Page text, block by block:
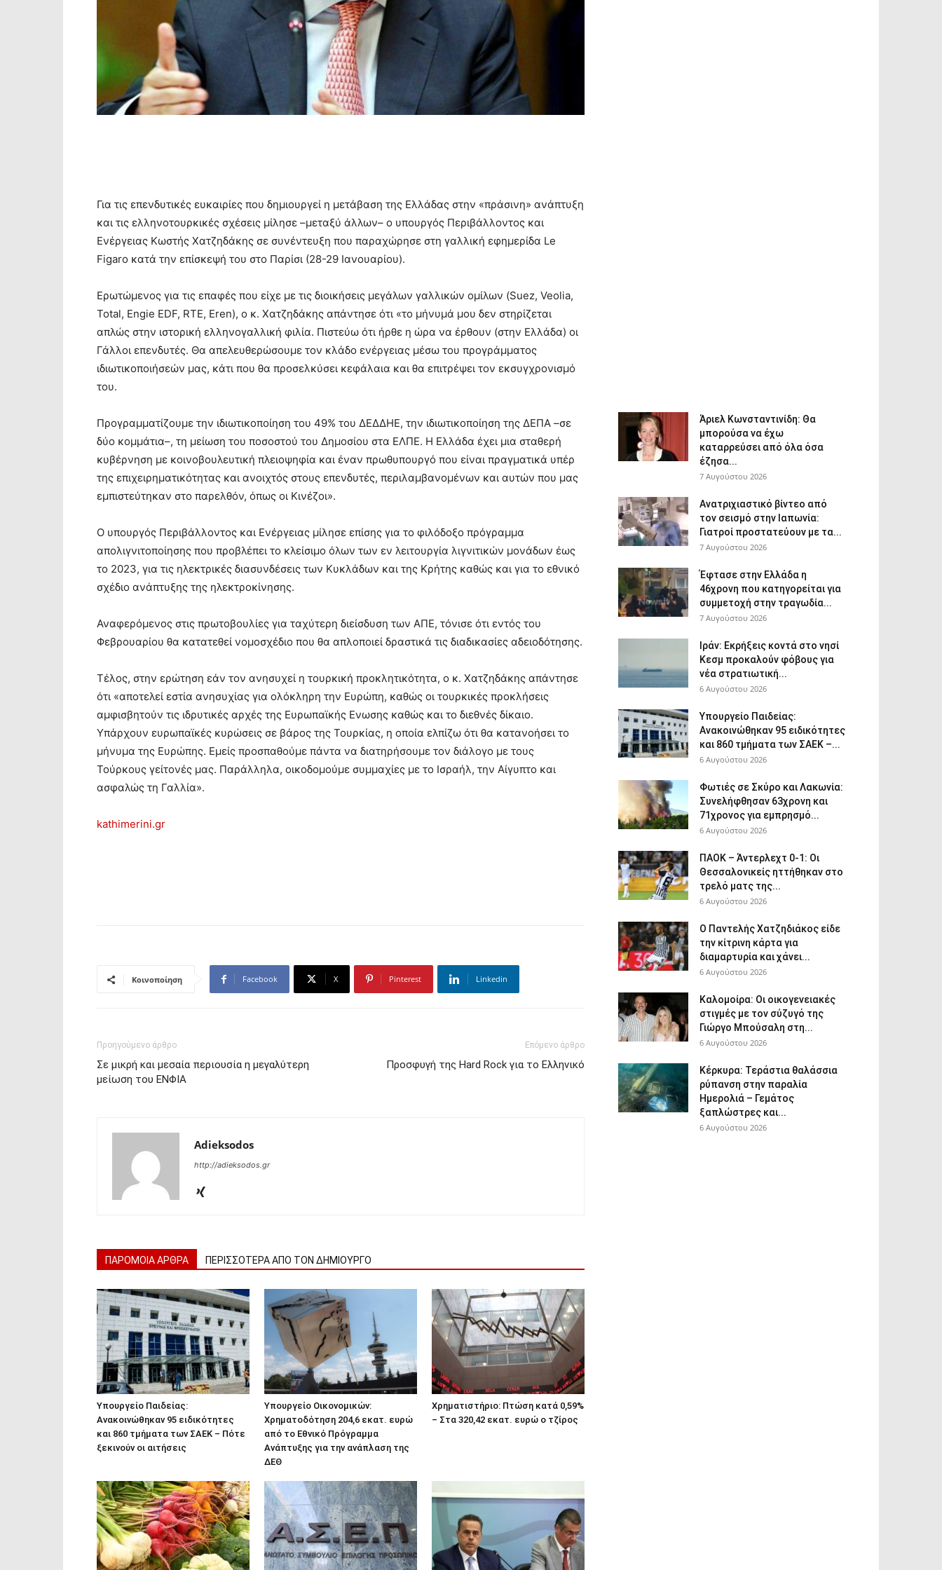
Για τις επενδυτικές ευκαιρίες που δημιουργεί η μετάβαση της Ελλάδας στην «πράσινη» ανάπτυξη
και τις ελληνοτουρκικές σχέσεις μίλησε –μεταξύ άλλων– ο υπουργός Περιβάλλοντος και
Ενέργειας Κωστής Χατζηδάκης σε συνέντευξη που παραχώρησε στη γαλλική εφημερίδα Le
Figaro κατά την επίσκεψή του στο Παρίσι (28-29 Ιανουαρίου).
Ερωτώμενος για τις επαφές που είχε με τις διοικήσεις μεγάλων γαλλικών ομίλων (Suez, Veolia,
Total, Engie EDF, RTE, Eren), ο κ. Χατζηδάκης απάντησε ότι «το μήνυμά μου δεν στηρίζεται
απλώς στην ιστορική ελληνογαλλική φιλία. Πιστεύω ότι ήρθε η ώρα να έρθουν (στην Ελλάδα) οι
Γάλλοι επενδυτές. Θα απελευθερώσουμε τον κλάδο ενέργειας μέσω του προγράμματος
ιδιωτικοποιήσεών μας, κάτι που θα προσελκύσει κεφάλαια και θα επιτρέψει τον εκσυγχρονισμό
του.
Προγραμματίζουμε την ιδιωτικοποίηση του 49% του ΔΕΔΔΗΕ, την ιδιωτικοποίηση της ΔΕΠΑ –σε
δύο κομμάτια–, τη μείωση του ποσοστού του Δημοσίου στα ΕΛΠΕ. Η Ελλάδα έχει μια σταθερή
κυβέρνηση με κοινοβουλευτική πλειοψηφία και έναν πρωθυπουργό που είναι πραγματικά υπέρ
της επιχειρηματικότητας και ανοιχτός στους επενδυτές, περιλαμβανομένων και αυτών που μας
εμπιστεύτηκαν στο παρελθόν, όπως οι Κινέζοι».
Ο υπουργός Περιβάλλοντος και Ενέργειας μίλησε επίσης για το φιλόδοξο πρόγραμμα
απολιγνιτοποίησης που προβλέπει το κλείσιμο όλων των εν λειτουργία λιγνιτικών μονάδων έως
το 2023, για τις ηλεκτρικές διασυνδέσεις των Κυκλάδων και της Κρήτης καθώς και για το εθνικό
σχέδιο ανάπτυξης της ηλεκτροκίνησης.
Αναφερόμενος στις πρωτοβουλίες για ταχύτερη διείσδυση των ΑΠΕ, τόνισε ότι εντός του
Φεβρουαρίου θα κατατεθεί νομοσχέδιο που θα απλοποιεί δραστικά τις διαδικασίες αδειοδότησης.
Τέλος, στην ερώτηση εάν τον ανησυχεί η τουρκική προκλητικότητα, ο κ. Χατζηδάκης απάντησε
ότι «αποτελεί εστία ανησυχίας για ολόκληρη την Ευρώπη, καθώς οι τουρκικές προκλήσεις
αμφισβητούν τις ιδρυτικές αρχές της Ευρωπαϊκής Ενωσης καθώς και το διεθνές δίκαιο.
Υπάρχουν ευρωπαϊκές κυρώσεις σε βάρος της Τουρκίας, η οποία ελπίζω ότι θα κατανοήσει το
μήνυμα της Ευρώπης. Εμείς προσπαθούμε πάντα να διατηρήσουμε τον διάλογο με τους
Τούρκους γείτονές μας. Παράλληλα, οικοδομούμε συμμαχίες με το Ισραήλ, την Αίγυπτο και
ασφαλώς τη Γαλλία».
kathimerini.gr
Κοινοποίηση Facebook X Pinterest Linkedin
Προηγούμενο άρθρο
Σε μικρή και μεσαία περιουσία η μεγαλύτερη
μείωση του ΕΝΦΙΑ
Επόμενο άρθρο
Προσφυγή της Hard Rock για το Ελληνικό
Adieksodos
http://adieksodos.gr
ΠΑΡΟΜΟΙΑ ΑΡΘΡΑ ΠΕΡΙΣΣΟΤΕΡΑ ΑΠΟ ΤΟΝ ΔΗΜΙΟΥΡΓΟ
Υπουργείο Παιδείας:
Ανακοινώθηκαν 95 ειδικότητες
και 860 τμήματα των ΣΑΕΚ – Πότε
ξεκινούν οι αιτήσεις
Υπουργείο Οικονομικών:
Χρηματοδότηση 204,6 εκατ. ευρώ
από το Εθνικό Πρόγραμμα
Ανάπτυξης για την ανάπλαση της
ΔΕΘ
Χρηματιστήριο: Πτώση κατά 0,59%
– Στα 320,42 εκατ. ευρώ ο τζίρος
Άριελ Κωνσταντινίδη: Θα
μπορούσα να έχω
καταρρεύσει από όλα όσα
έζησα...
7 Αυγούστου 2026
Ανατριχιαστικό βίντεο από
τον σεισμό στην Ιαπωνία:
Γιατροί προστατεύουν με τα...
7 Αυγούστου 2026
Έφτασε στην Ελλάδα η
46χρονη που κατηγορείται για
συμμετοχή στην τραγωδία...
7 Αυγούστου 2026
Ιράν: Εκρήξεις κοντά στο νησί
Κεσμ προκαλούν φόβους για
νέα στρατιωτική...
6 Αυγούστου 2026
Υπουργείο Παιδείας:
Ανακοινώθηκαν 95 ειδικότητες
και 860 τμήματα των ΣΑΕΚ –...
6 Αυγούστου 2026
Φωτιές σε Σκύρο και Λακωνία:
Συνελήφθησαν 63χρονη και
71χρονος για εμπρησμό...
6 Αυγούστου 2026
ΠΑΟΚ – Άντερλεχτ 0-1: Οι
Θεσσαλονικείς ηττήθηκαν στο
τρελό ματς της...
6 Αυγούστου 2026
Ο Παντελής Χατζηδιάκος είδε
την κίτρινη κάρτα για
διαμαρτυρία και χάνει...
6 Αυγούστου 2026
Καλομοίρα: Οι οικογενειακές
στιγμές με τον σύζυγό της
Γιώργο Μπούσαλη στη...
6 Αυγούστου 2026
Κέρκυρα: Τεράστια θαλάσσια
ρύπανση στην παραλία
Ημερολιά – Γεμάτος
ξαπλώστρες και...
6 Αυγούστου 2026